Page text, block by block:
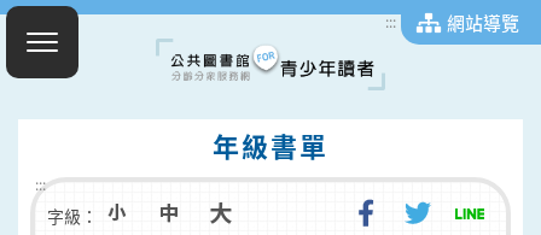
::: 網站導覽
年級書單
:::
字級：